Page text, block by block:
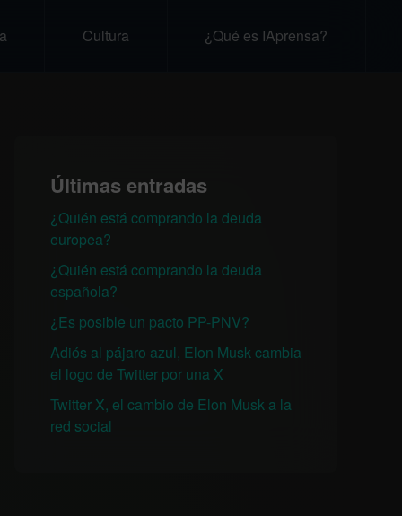
Cultura ¿Qué es IAprensa?
Últimas entradas
¿Quién está comprando la deuda
europea?
¿Quién está comprando la deuda
española?
¿Es posible un pacto PP-PNV?
Adiós al pájaro azul, Elon Musk cambia
el logo de Twitter por una X
Twitter X, el cambio de Elon Musk a la
red social